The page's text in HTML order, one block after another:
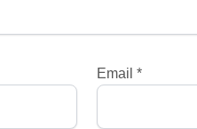
Email *